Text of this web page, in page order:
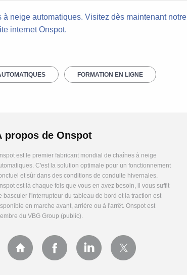
à neige automatiques. Visitez dès maintenant notre
internet Onspot.
FORMATION EN LIGNE
propos de Onspot
est le premier fabricant mondial de chaînes à neige
C'est la solution optimale pour un fonctionnement
et sûr dans des conditions de conduite hivernales.
est là chaque fois que vous en avez besoin, il vous suffit
basculer l'interrupteur du tableau de bord et la traction est
en marche avant, arrière ou à l'arrêt. Onspot est
du VBG Group (public).